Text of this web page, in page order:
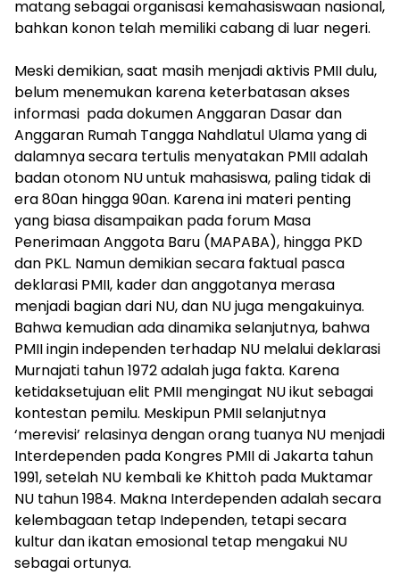
matang sebagai organisasi kemahasiswaan nasional,
bahkan konon telah memiliki cabang di luar negeri.
Meski demikian, saat masih menjadi aktivis PMII dulu,
belum menemukan karena keterbatasan akses
informasi pada dokumen Anggaran Dasar dan
Anggaran Rumah Tangga Nahdlatul Ulama yang di
dalamnya secara tertulis menyatakan PMII adalah
badan otonom NU untuk mahasiswa, paling tidak di
era 80an hingga 90an. Karena ini materi penting
yang biasa disampaikan pada forum Masa
Penerimaan Anggota Baru (MAPABA), hingga PKD
dan PKL. Namun demikian secara faktual pasca
deklarasi PMII, kader dan anggotanya merasa
menjadi bagian dari NU, dan NU juga mengakuinya.
Bahwa kemudian ada dinamika selanjutnya, bahwa
PMII ingin independen terhadap NU melalui deklarasi
Murnajati tahun 1972 adalah juga fakta. Karena
ketidaksetujuan elit PMII mengingat NU ikut sebagai
kontestan pemilu. Meskipun PMII selanjutnya
‘merevisi’ relasinya dengan orang tuanya NU menjadi
Interdependen pada Kongres PMII di Jakarta tahun
1991, setelah NU kembali ke Khittoh pada Muktamar
NU tahun 1984. Makna Interdependen adalah secara
kelembagaan tetap Independen, tetapi secara
kultur dan ikatan emosional tetap mengakui NU
sebagai ortunya.